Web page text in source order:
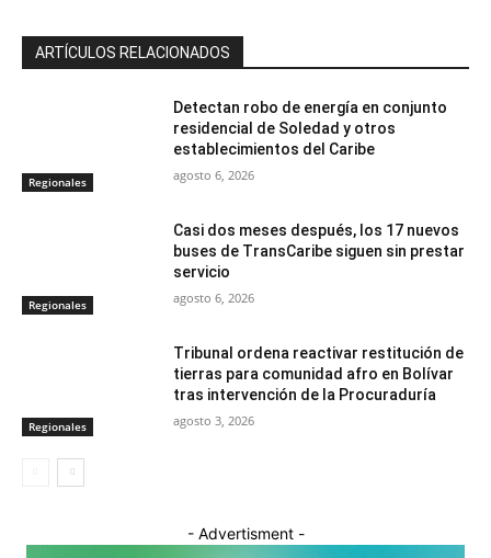
ARTÍCULOS RELACIONADOS
Regionales
Detectan robo de energía en conjunto
residencial de Soledad y otros
establecimientos del Caribe
agosto 6, 2026
Regionales
Casi dos meses después, los 17 nuevos
buses de TransCaribe siguen sin prestar
servicio
agosto 6, 2026
Regionales
Tribunal ordena reactivar restitución de
tierras para comunidad afro en Bolívar
tras intervención de la Procuraduría
agosto 3, 2026
- Advertisment -